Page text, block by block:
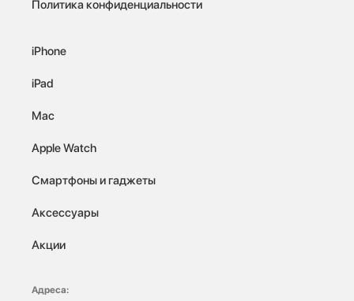
Политика конфиденциальности
iPhone
iPad
Mac
Apple Watch
Смартфоны и гаджеты
Аксессуары
Акции
Адреса: